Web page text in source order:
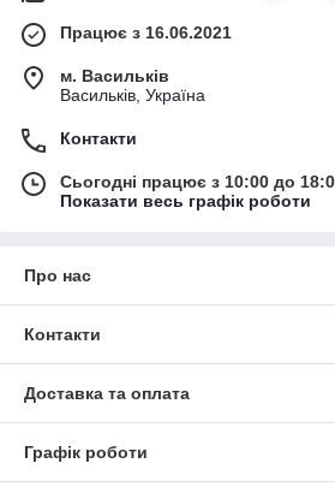
Працює з 16.06.2021
м. Васильків
Васильків, Україна
Контакти
Сьогодні працює з 10:00 до
Показати весь графік роботи
Про нас
Контакти
Доставка та оплата
Графік роботи